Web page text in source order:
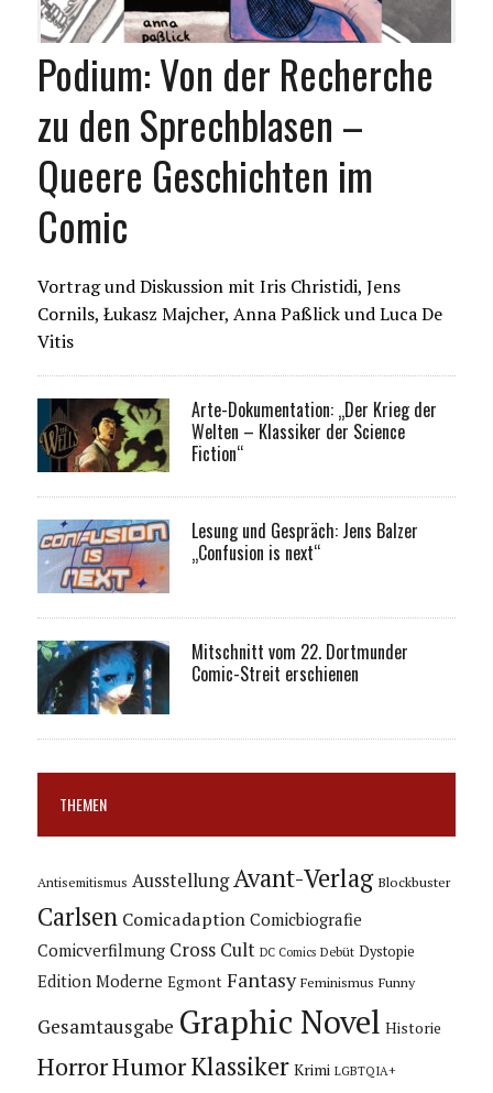
Podium: Von der Recherche
zu den Sprechblasen –
Queere Geschichten im
Comic
Vortrag und Diskussion mit Iris Christidi, Jens
Cornils, Łukasz Majcher, Anna Paßlick und Luca De
Vitis
Arte-Dokumentation: „Der Krieg der
Welten – Klassiker der Science
Fiction“
Lesung und Gespräch: Jens Balzer
„Confusion is next“
Mitschnitt vom 22. Dortmunder
Comic-Streit erschienen
THEMEN
Antisemitismus Ausstellung Avant-Verlag Blockbuster
Carlsen Comicadaption Comicbiografie
Comicverfilmung Cross Cult DC Comics Debüt Dystopie
Edition Moderne Egmont Fantasy Feminismus Funny
Gesamtausgabe Graphic Novel Historie
HorrorHumorKlassiker Krimi LGBTQIA+